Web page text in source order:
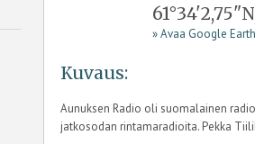
» Avaa Google
Kuvaus:
Aunuksen Radio oli suomalainen
jatkosodan rintamaradioita. Pekka